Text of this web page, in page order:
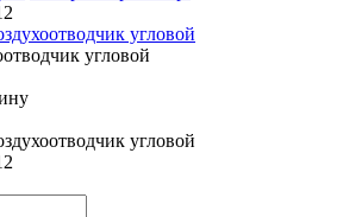
угловой
угловой
угловой